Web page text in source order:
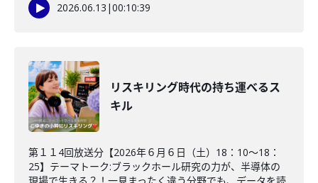
2026.06.13 |00:10:39
リスキリング時代の持ち運べるス
キル
第１１4回放送分【2026年６月６日（土）18：10～18：
25】テーマトーク:ブラックホール研究の力が、半導体の